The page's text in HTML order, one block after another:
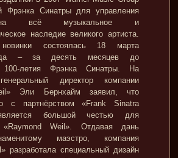
Фрэнка Синатры для управления
всё музыкальное и
наследие великого артиста.
новинки состоялась 18 марта
– за десять месяцев до
100-летия Фрэнка Синатры. На
директор компании
Эли Бернхайм заявил, что
с партнёрством «Frank Sinatra
большой честью для
«Raymond Weil». Отдавая дань
маэстро, компания
разработала специальный дизайн